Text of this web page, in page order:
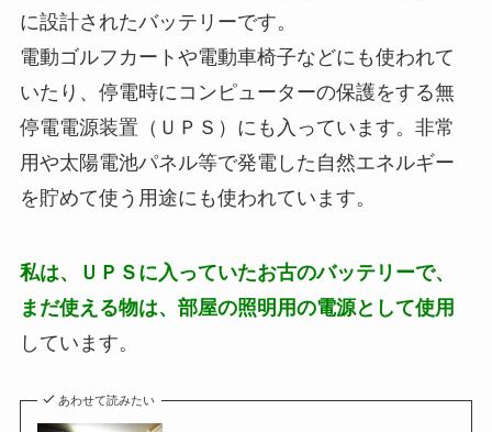
に設計されたバッテリーです。
電動ゴルフカートや電動車椅子などにも使われて
いたり、停電時にコンピューターの保護をする無
停電電源装置（ＵＰＳ）にも入っています。非常
用や太陽電池パネル等で発電した自然エネルギー
を貯めて使う用途にも使われています。
私は、ＵＰＳに入っていたお古のバッテリーで、
まだ使える物は、部屋の照明用の電源として使用
しています。
あわせて読みたい